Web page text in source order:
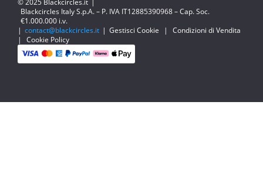
© 2025 Blackcircles.it |
Blackcircles Italy S.p.A. – P. IVA IT12885390968 – Cap. Soc.
€1.000.000 i.v.
| contact@blackcircles.it | Gestisci Cookie |
Condizioni di Vendita
|
Cookie Policy